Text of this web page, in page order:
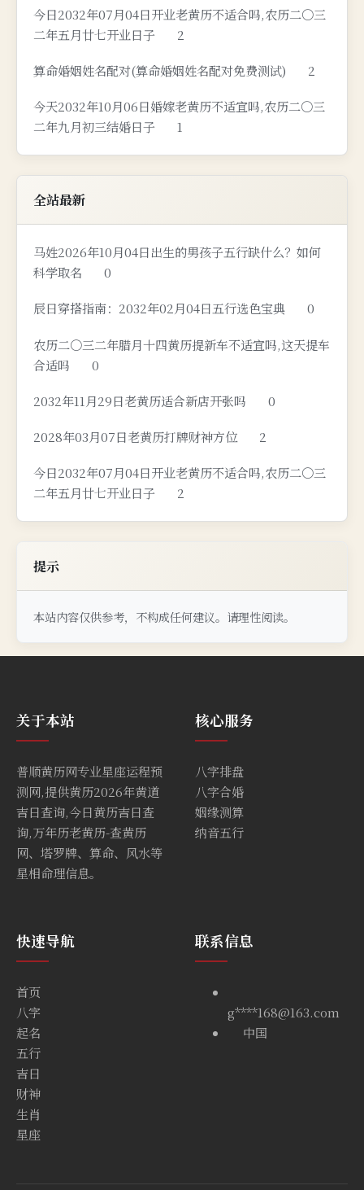
今日2032年07月04日开业老黄历不适合吗,农历二〇三
二年五月廿七开业日子
2
算命婚姻姓名配对(算命婚姻姓名配对免费测试) 2
今天2032年10月06日婚嫁老黄历不适宜吗,农历二〇三
二年九月初三结婚日子
1
全站最新
马姓2026年10月04日出生的男孩子五行缺什么？如何
科学取名
0
辰日穿搭指南：2032年02月04日五行选色宝典 0
农历二〇三二年腊月十四黄历提新车不适宜吗,这天提车
合适吗
0
2032年11月29日老黄历适合新店开张吗 0
2028年03月07日老黄历打牌财神方位 2
今日2032年07月04日开业老黄历不适合吗,农历二〇三
二年五月廿七开业日子
2
提示
本站内容仅供参考，不构成任何建议。请理性阅读。
关于本站
普顺黄历网专业星座运程预
测网,提供黄历2026年黄道
吉日查询,今日黄历吉日查
询,万年历老黄历-查黄历
网、塔罗牌、算命、风水等
星相命理信息。
核心服务
八字排盘
八字合婚
姻缘测算
纳音五行
快速导航
首页
八字
起名
五行
吉日
财神
生肖
星座
联系信息
g****168@163.com
中国